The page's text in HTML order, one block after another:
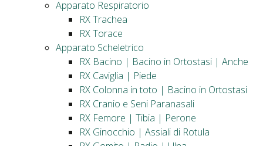
Apparato Respiratorio
RX Trachea
RX Torace
Apparato Scheletrico
RX Bacino | Bacino in Ortostasi | Anche
RX Caviglia | Piede
RX Colonna in toto | Bacino in Ortostasi
RX Cranio e Seni Paranasali
RX Femore | Tibia | Perone
RX Ginocchio | Assiali di Rotula